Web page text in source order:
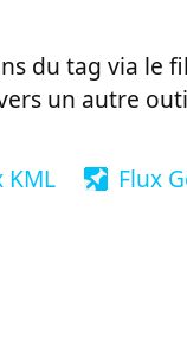
du tag via le
un autre
KML Flux